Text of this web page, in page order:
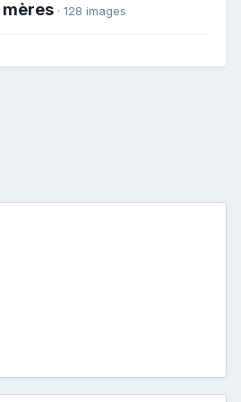
mères · 128 images